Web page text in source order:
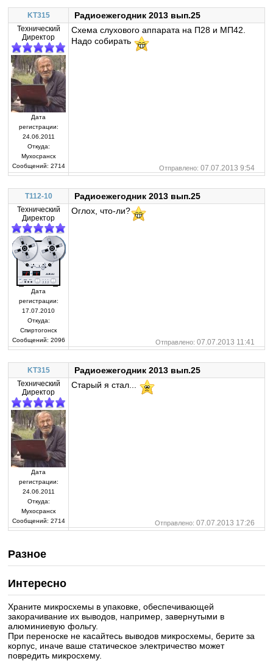
KT315 Радиоежегодник 2013 вып.25
Технический
Директор
Дата
регистрации:
24.06.2011
Откуда:
Мухосранск
Сообщений: 2714
Схема слухового аппарата на П28 и МП42.
Надо собирать
Отправлено: 07.07.2013 9:54
T112-10 Радиоежегодник 2013 вып.25
Технический
Директор
Дата
регистрации:
17.07.2010
Откуда:
Спиртогонск
Сообщений: 2096
Оглох, что-ли?
Отправлено: 07.07.2013 11:41
KT315 Радиоежегодник 2013 вып.25
Технический
Директор
Дата
регистрации:
24.06.2011
Откуда:
Мухосранск
Сообщений: 2714
Старый я стал...
Отправлено: 07.07.2013 17:26
Разное
Интересно
Храните микросхемы в упаковке, обеспечивающей
закорачивание их выводов, например, завернутыми в
алюминиевую фольгу.
При переноске не касайтесь выводов микросхемы, берите за
корпус, иначе ваше статическое электричество может
повредить микросхему.